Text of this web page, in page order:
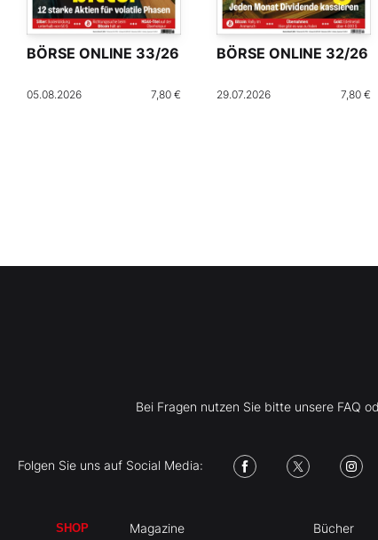
BÖRSE ONLINE 33/26
05.08.2026 7,80 €
BÖRSE ONLINE 32/26
29.07.2026 7,80 €
Bei Fragen nutzen Sie bitte unsere FAQ
Folgen Sie uns auf Social Media:
SHOP Magazine Bücher